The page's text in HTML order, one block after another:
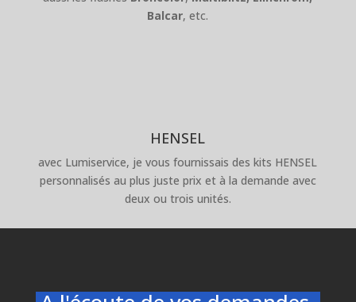
Balcar, etc.
HENSEL
avec Lumiservice, je vous fournissais des kits HENSEL
personnalisés au plus juste prix et à la demande avec
deux ou trois unités.